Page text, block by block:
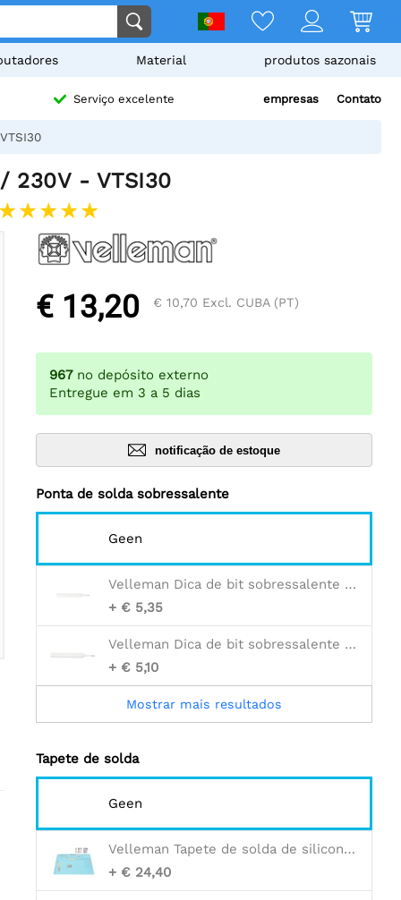
Material produtos sazonais
Serviço excelente empresas Contato
230V - VTSI30
€ 13,20 € 10,70 Excl. CUBA (PT)
967 no depósito externo
Entregue em 3 a 5 dias
notificação de estoque
Ponta de solda sobressalente
Geen
Velleman Dica de bit sobressalente 4 para vtssc10n-20n-30n
+ € 5,35
Velleman Dica de bit sobressalente 2 para vtssc10n-20n-30n
+ € 5,10
Mostrar mais resultados
Tapete de solda
Geen
Velleman Tapete de solda de silicone - 550 x 350 mm
+ € 24,40